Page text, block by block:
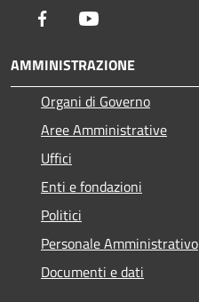
Facebook
AMMINISTRAZIONE
Organi di Governo
Aree Amministrative
Uffici
Enti e fondazioni
Politici
Personale Amministrativo
Documenti e dati